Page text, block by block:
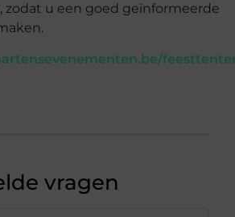
zodat u een goed geïnformeerde
vragen